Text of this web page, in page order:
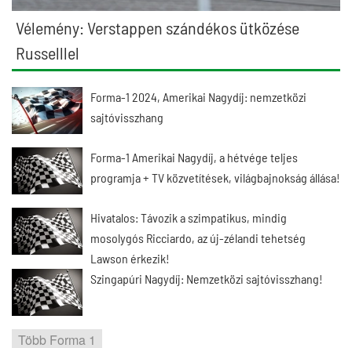
Vélemény: Verstappen szándékos ütközése
Russelllel
Forma-1 2024, Amerikai Nagydíj: nemzetközi
sajtóvisszhang
Forma-1 Amerikai Nagydíj, a hétvége teljes
programja + TV közvetítések, világbajnokság állása!
Hivatalos: Távozik a szimpatikus, mindig
mosolygós Ricciardo, az új-zélandi tehetség
Lawson érkezik!
Szingapúri Nagydíj: Nemzetközi sajtóvisszhang!
Több Forma 1